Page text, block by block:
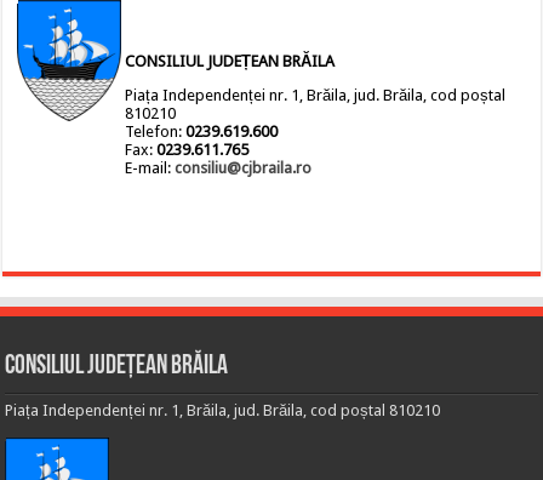
CONSILIUL JUDEȚEAN BRĂILA
Piața Independenței nr. 1, Brăila, jud. Brăila, cod poștal
810210
Telefon:0239.619.600
Fax:0239.611.765
E-mail:consiliu@cjbraila.ro
Consiliul Județean Brăila
Piața Independenței nr. 1, Brăila, jud. Brăila, cod poștal 810210